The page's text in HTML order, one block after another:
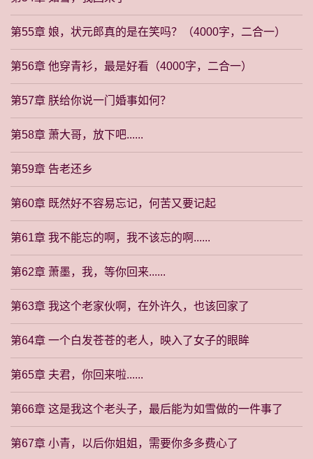
第55章 娘，状元郎真的是在笑吗？（4000字，二合一）
第56章 他穿青衫，最是好看（4000字，二合一）
第57章 朕给你说一门婚事如何？
第58章 萧大哥，放下吧......
第59章 告老还乡
第60章 既然好不容易忘记，何苦又要记起
第61章 我不能忘的啊，我不该忘的啊......
第62章 萧墨，我，等你回来......
第63章 我这个老家伙啊，在外许久，也该回家了
第64章 一个白发苍苍的老人，映入了女子的眼眸
第65章 夫君，你回来啦......
第66章 这是我这个老头子，最后能为如雪做的一件事了
第67章 小青，以后你姐姐，需要你多多费心了